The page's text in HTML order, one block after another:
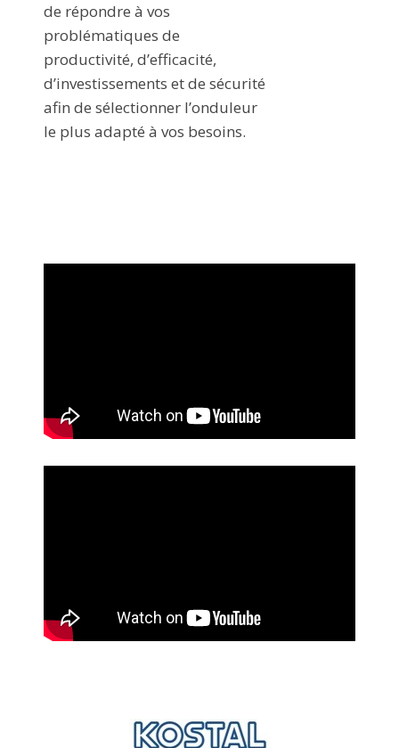
de répondre à vos
problématiques de
productivité, d’efficacité,
d’investissements et de sécurité
afin de sélectionner l’onduleur
le plus adapté à vos besoins.